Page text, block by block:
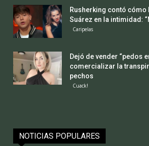
Rusherking contó cómo
Suárez en la intimidad:
Caripelas
Dejó de vender “pedos
comercializar la
pechos
Cuack!
NOTICIAS POPULARES